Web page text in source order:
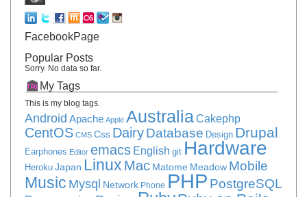
FacebookPage
Popular Posts
Sorry. No data so far.
My Tags
This is my blog tags.
Android Apache Apple AustraliaCakephp
CentOS CMS Css DairyDatabase Design Drupal
Earphones Editor emacs English git Hardware
Heroku Japan Linux Mac Matome Meadow Mobile
Music Mysql Network Phone PHP PostgreSQL